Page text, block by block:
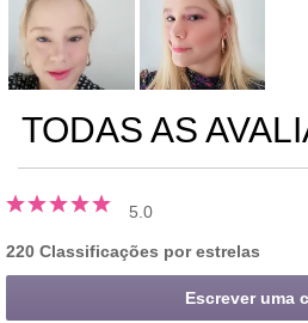
TODAS AS
5.0
220 Classificações por estrelas
Escrever uma